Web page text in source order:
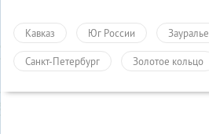
Кавказ Юг России Зауралье
Санкт-Петербург Золотое кольцо